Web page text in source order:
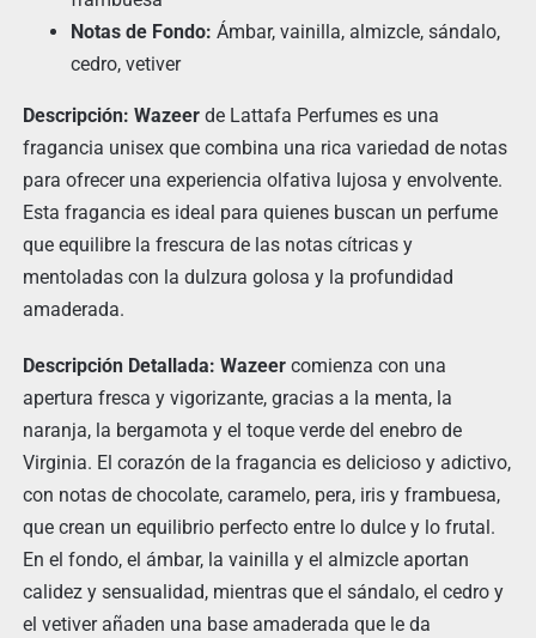
Notas de Fondo: Ámbar, vainilla, almizcle, sándalo,
cedro, vetiver
Descripción: Wazeerde Lattafa Perfumes es una
fragancia unisex que combina una rica variedad de notas
para ofrecer una experiencia olfativa lujosa y envolvente.
Esta fragancia es ideal para quienes buscan un perfume
que equilibre la frescura de las notas cítricas y
mentoladas con la dulzura golosa y la profundidad
amaderada.
Descripción Detallada: Wazeercomienza con una
apertura fresca y vigorizante, gracias a la menta, la
naranja, la bergamota y el toque verde del enebro de
Virginia. El corazón de la fragancia es delicioso y adictivo,
con notas de chocolate, caramelo, pera, iris y frambuesa,
que crean un equilibrio perfecto entre lo dulce y lo frutal.
En el fondo, el ámbar, la vainilla y el almizcle aportan
calidez y sensualidad, mientras que el sándalo, el cedro y
el vetiver añaden una base amaderada que le da